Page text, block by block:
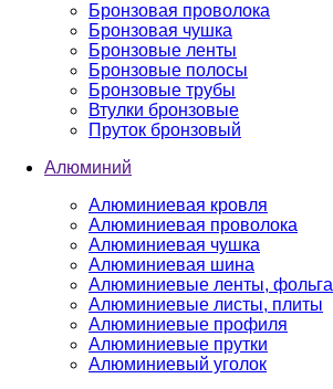
Бронзовая проволока
Бронзовая чушка
Бронзовые ленты
Бронзовые полосы
Бронзовые трубы
Втулки бронзовые
Пруток бронзовый
Алюминий
Алюминиевая кровля
Алюминиевая проволока
Алюминиевая чушка
Алюминиевая шина
Алюминиевые ленты, фольга
Алюминиевые листы, плиты
Алюминиевые профиля
Алюминиевые прутки
Алюминиевый уголок